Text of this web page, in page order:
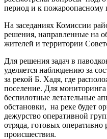
период и к пожароопасному
На заседаниях Комиссии
решения, направленные на
жителей и территории
Для решения задач в
уделяется наблюдению за
за рекой Б. Хадя, где
поселение. Для
беспилотные летательные
обстановки, на реке будет
дежурство оперативной
отряда, готовых оперативно
происшествия.